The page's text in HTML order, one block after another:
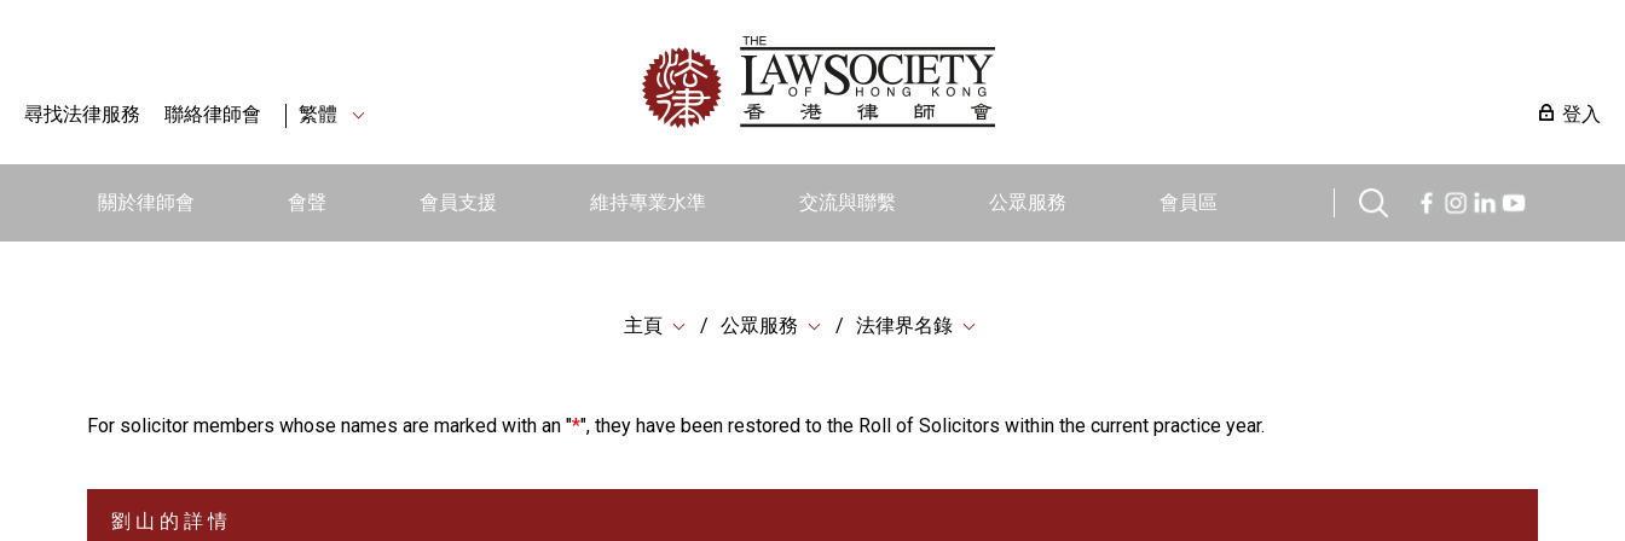
尋找法律服務 聯絡律師會 繁體 登入
關於律師會 會聲 會員支援 維持專業水準 交流與聯繫 公眾服務 會員區
主頁 公眾服務 法律界名錄
For solicitor members whose names are marked with an "*", they have been restored to the Roll of Solicitors within the current practice year.
劉 山 的 詳 情